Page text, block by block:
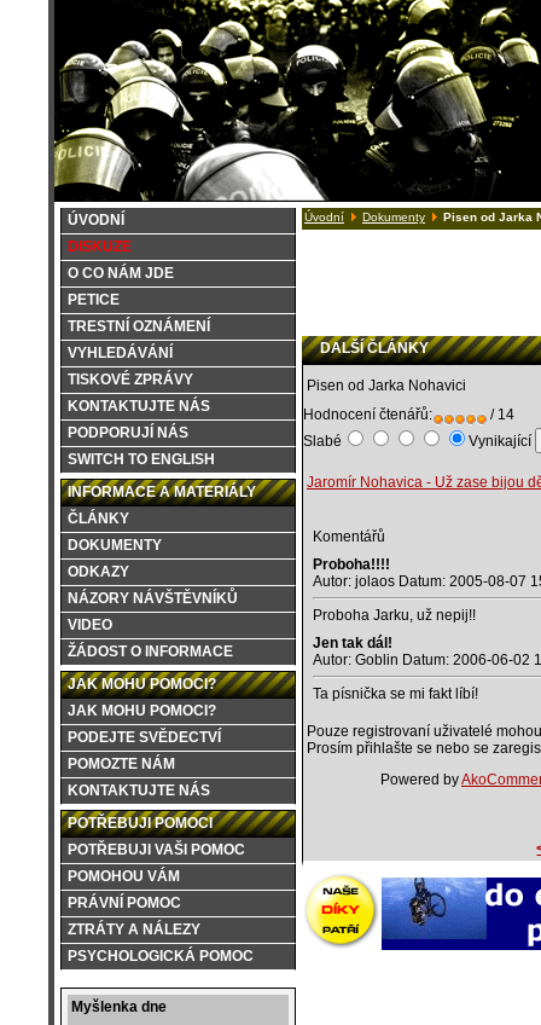
ÚVODNÍ
DISKUZE
O CO NÁM JDE
PETICE
TRESTNÍ OZNÁMENÍ
VYHLEDÁVÁNÍ
TISKOVÉ ZPRÁVY
KONTAKTUJTE NÁS
PODPORUJÍ NÁS
SWITCH TO ENGLISH
INFORMACE A MATERIÁLY
ČLÁNKY
DOKUMENTY
ODKAZY
NÁZORY NÁVŠTĚVNÍKŮ
VIDEO
ŽÁDOST O INFORMACE
JAK MOHU POMOCI?
JAK MOHU POMOCI?
PODEJTE SVĚDECTVÍ
POMOZTE NÁM
KONTAKTUJTE NÁS
POTŘEBUJI POMOCI
POTŘEBUJI VAŠI POMOC
POMOHOU VÁM
PRÁVNÍ POMOC
ZTRÁTY A NÁLEZY
PSYCHOLOGICKÁ POMOC
Myšlenka dne
Úvodní Dokumenty Pisen od Jarka
DALŠÍ ČLÁNKY
Pisen od Jarka Nohavici
Hodnocení čtenářů:
/ 14
Slabé
Vynikající
Jaromír Nohavica - Už zase bijou
Komentářů
Proboha!!!!
Autor: jolaos Datum: 2005-08-07
Proboha Jarku, už nepij!!
Jen tak dál!
Autor: Goblin Datum: 2006-06-02
Ta písnička se mi fakt líbí!
Pouze registrovaní uživatelé
Prosím přihlašte se nebo se
Powered by